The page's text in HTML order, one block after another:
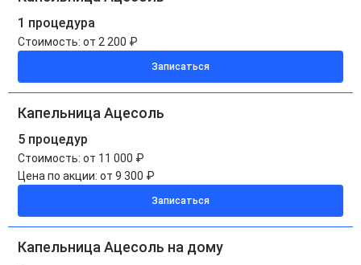
1 процедура
Стоимость: от 2 200 ₽
Записаться
Капельница Ацесоль
5 процедур
Стоимость: от 11 000 ₽
Цена по акции: от 9 300 ₽
Записаться
Капельница Ацесоль на дому